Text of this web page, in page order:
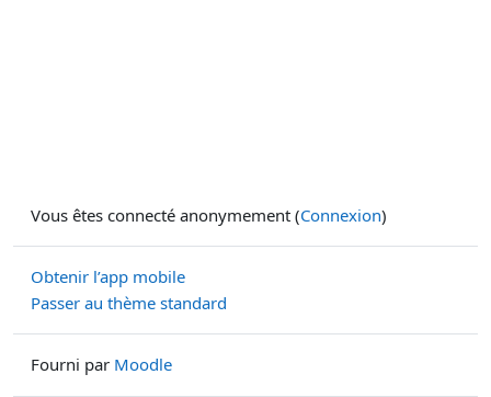
Vous êtes connecté anonymement (Connexion)
Obtenir l’app mobile
Passer au thème standard
Fourni par Moodle